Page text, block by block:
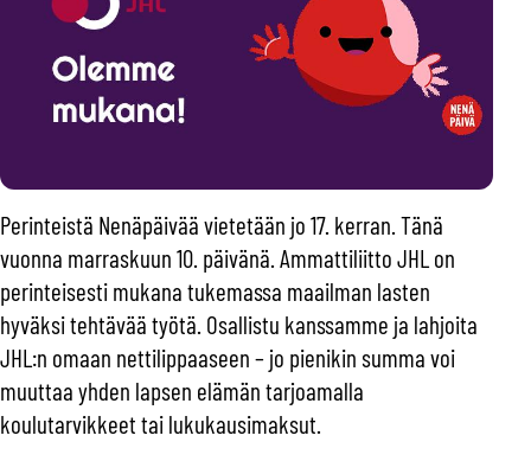
Perinteistä Nenäpäivää vietetään jo 17. kerran. Tänä
vuonna marraskuun 10. päivänä. Ammattiliitto JHL on
perinteisesti mukana tukemassa maailman lasten
hyväksi tehtävää työtä. Osallistu kanssamme ja lahjoita
JHL:n omaan nettilippaaseen – jo pienikin summa voi
muuttaa yhden lapsen elämän tarjoamalla
koulutarvikkeet tai lukukausimaksut.